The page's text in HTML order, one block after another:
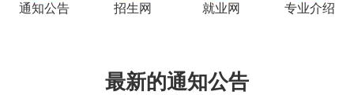
通知公告 招生网 就业网 专业介绍
最新的通知公告